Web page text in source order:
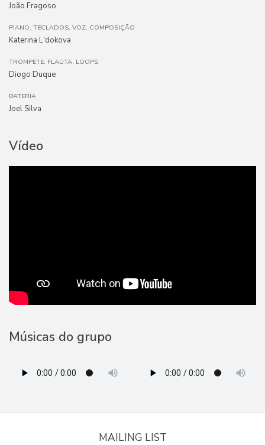
João Fragoso
PIANO, TECLADOS, VOZ, COMPOSIÇÃO
Katerina L'dokova
TROMPETE, FLAUTA, LOOPS
Diogo Duque
BATERIA
Joel Silva
Vídeo
Músicas do grupo
MAILING LIST